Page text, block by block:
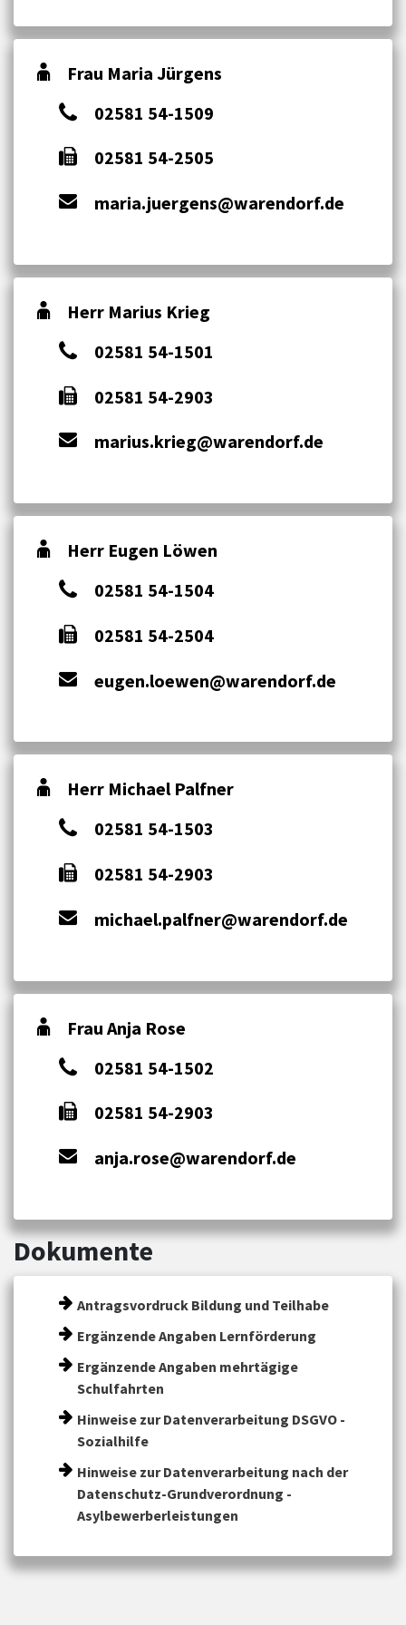
Frau Maria Jürgens
02581 54-1509
02581 54-2505
maria.juergens@warendorf.de
Herr Marius Krieg
02581 54-1501
02581 54-2903
marius.krieg@warendorf.de
Herr Eugen Löwen
02581 54-1504
02581 54-2504
eugen.loewen@warendorf.de
Herr Michael Palfner
02581 54-1503
02581 54-2903
michael.palfner@warendorf.de
Frau Anja Rose
02581 54-1502
02581 54-2903
anja.rose@warendorf.de
Dokumente
Antragsvordruck Bildung und Teilhabe
Ergänzende Angaben Lernförderung
Ergänzende Angaben mehrtägige
Schulfahrten
Hinweise zur Datenverarbeitung DSGVO -
Sozialhilfe
Hinweise zur Datenverarbeitung nach der
Datenschutz-Grundverordnung -
Asylbewerberleistungen